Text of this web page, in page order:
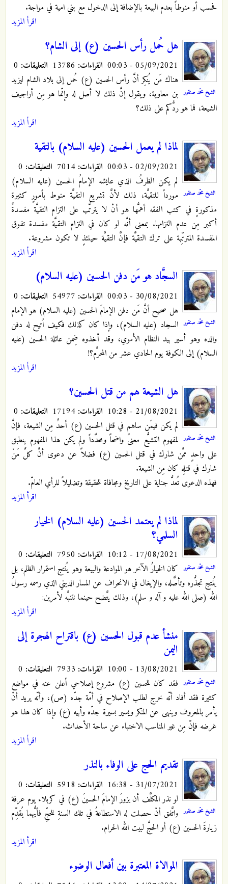
فحسب أو منوطاً بعدم البيعة بالإضافة إلى الدخول مع بني امية في مواجة.
اقرأ المزيد
الشيخ محمّد صنقور
هل حُمل رأس الحسين (ع) إلى الشام؟
05/09/2021 - 00:03 القراءات: التعليقات:
هناك مَن يُنكِر أنَّ رأس الحسين (ع) حُمل إلى بلاد الشام ليزيد
بن معاوية، ويقول إنَّ ذلك لا أصل له وإنّما هو مِن أراجيف
الشيعة، فما هو ردُّكم على ذلك؟
اقرأ المزيد
الشيخ محمّد صنقور
لماذا لم يعمل الحسين (عليه السلام) بالتقية
02/09/2021 - 00:03 القراءات: التعليقات:
لم يكن الظرفُ الذي عايشه الإمامُ الحسين (عليه السلام)
مورداً للتقيَّة، ذلك لأنَّ تشريع التقيَّة منوط بأمورٍ كثيرة
مذكورةٍ في كتب الفقه أهمُّها هو أنْ لا يترتَّب على التزام التقيَّة مفسدةٌ
أكبر مِن عدم التزامها. بمعنى أنَّه لو كان في التزام التقيَّة مفسدة تفوق
المفسدة المترتِّبة على ترك التقيَّة فإنَّ التقيَّة حينئذٍ لا تكون مشروعة.
اقرأ المزيد
الشيخ محمّد صنقور
السجَّاد هو مَن دفن الحسين (عليه السلام)
30/08/2021 - 00:03 القراءات: التعليقات:
هل صحيح أنَّ مَن دفن الإمامَ الحسين (عليه السلام) هو الإمام
السجاد (عليه السلام)، وإذا كان كذلك فكيف اُتيح له دفن
والده وهو أسير بيد النظام الأموي، وقد أخذوه ضِمن عائلة الحسين (عليه
السلام) إلى الكوفة يوم الحادي عشر من المحرَّم؟!
اقرأ المزيد
الشيخ محمّد صنقور
هل الشيعة هم من قتل الحسين؟
21/08/2021 - 10:28 القراءات: التعليقات:
لم يكن فيمَن ساهم في قتل الحسين (ع) أحدٌ مِن الشيعة، فإنَّ
لمفهوم التشيُّع معنىً واضحاً ومحدَّداً ولم يكن هذا المفهوم ينطبق
على واحدٍ ممَّن شارك في قتل الحسين (ع) فضلاً عن دعوى أنَّ كلَّ مَنْ
شارك في قتلِه كان مِن الشيعة.
فهذه الدعوى تُعدُّ جناية على التاريخ ومجافاة للحقيقة وتضليلاً للرأي العامّ.
اقرأ المزيد
الشيخ محمّد صنقور
لماذا لم يعتمد الحسين (عليه السلام) الخيار
السلمي؟
17/08/2021 - 10:12 القراءات: التعليقات:
كان الخيارُ الآخر هو الموادعة والبيعة وهو يُنتج استمرار الظلم، بل
يُنتج تجذُّره وتأصًّله، والإيغال في الانحراف عن المسار الديني الذي رسمه رسولُ
الله (صلى الله عليه و آله و سلم)، وذلك يتَّضح حينما نتنبَّه لأمرين:
اقرأ المزيد
الشيخ محمّد صنقور
منشأ عدم قبول الحسين (ع) باقتراح الهجرة إلى
اليمن
13/08/2021 - 10:00 القراءات: التعليقات:
فقد كان للحسين (ع) مشروع إصلاحي أعلن عنه في مواضع
كثيرة فقد أفاد أنّه خرج لطلب الإصلاح في أمّة جدّه (ص)، وأنّه يريد أنْ
يأمر بالمعروف وينهى عن المنكر ويسير بسيرة جدّه وأبيه (ع) وإذا كان هذا هو
غرضه فإنّ مِن غير المناسب الاختباء عن ساحة الأحداث.
اقرأ المزيد
الشيخ محمّد صنقور
تقديم الحج على الوفاء بالنذر
31/07/2021 - 16:38 القراءات: التعليقات:
لو نذر المكلَّف أن يزورَ الإمامَ الحسينَ (ع) في كربلاء يوم عرفة
واتَّفق أنْ حصلت له الاستطاعةُ في تلك السنةِ للحجِّ فأيُّهما يُقدِّم
زيارةَ الحسين (ع) أو الحجَّ لبيت الله الحرام.
اقرأ المزيد
الموالاة المعتبرة بين أفعال الوضوء